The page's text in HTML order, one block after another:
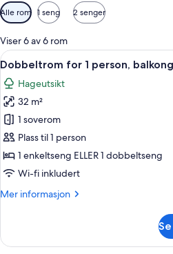
Tilgjengelige
filtre
for
rom
Alle rom 1 seng 2 senger
Viser 6 av 6 rom
Åpne
alle
bildene
av
Dobbeltrom
for
1
person,
(Aquapark
5
Dobbeltrom for 1 person,
Hageutsikt
32 m²
1 soverom
Plass til 1 person
1 enkeltseng ELLER 1 dobbeltseng
Wi-fi inkludert
Mer informasjon
Mer
for